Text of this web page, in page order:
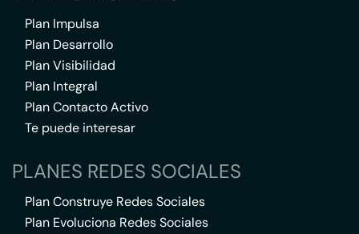
Plan Impulsa
Plan Desarrollo
Plan Visibilidad
Plan Integral
Plan Contacto Activo
Te puede interesar
PLANES REDES SOCIALES
Plan Construye Redes Sociales
Plan Evoluciona Redes Sociales